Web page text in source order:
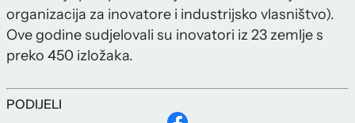
organizacija za inovatore i industrijsko vlasništvo).
Ove godine sudjelovali su inovatori iz 23 zemlje s
preko 450 izložaka.
PODIJELI